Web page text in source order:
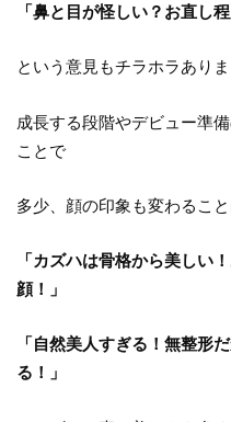
「鼻と目が怪しい？お直し
という意見もチラホラありま
成長する段階やデビュー準
ことで
多少、顔の印象も変わること
「カズハは骨格から美しい
顔！」
「自然美人すぎる！無整形
る！」